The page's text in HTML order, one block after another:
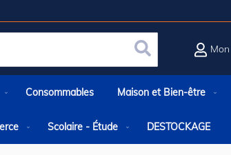
Rechercher
Consommables Maison et Bien-être
Scolaire - Étude DESTOCKAGE